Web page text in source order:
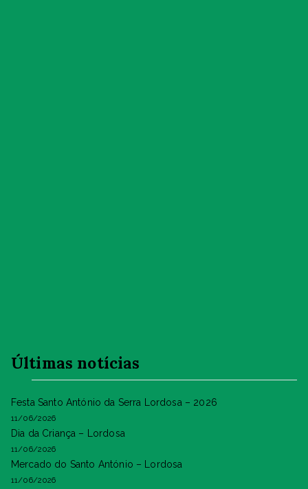
Últimas notícias
Festa Santo António da Serra Lordosa – 2026
11/06/2026
Dia da Criança – Lordosa
11/06/2026
Mercado do Santo António – Lordosa
11/06/2026